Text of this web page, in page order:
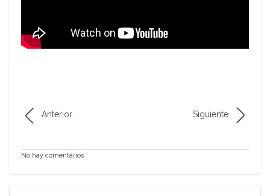
Anterior Siguiente
No hay comentarios